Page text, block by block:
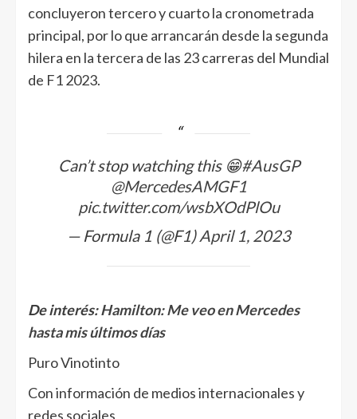
concluyeron tercero y cuarto la cronometrada
principal, por lo que arrancarán desde la segunda
hilera en la tercera de las 23 carreras del Mundial
de F1 2023.
Can’t stop watching this 😁#AusGP
@MercedesAMGF1
pic.twitter.com/wsbXOdPlOu
— Formula 1 (@F1)April 1, 2023
De interés:Hamilton: Me veo en Mercedes
hasta mis últimos días
Puro Vinotinto
Con información de medios internacionales y
redes sociales